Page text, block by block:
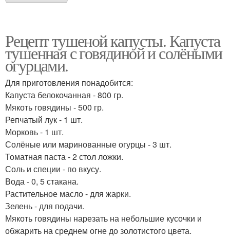
Рецепт тушеной капусты. Капуста
тушенная с говядиной и солёными
огурцами.
Для приготовления понадобится:
Капуста белокочанная - 800 гр.
Мякоть говядины - 500 гр.
Репчатый лук - 1 шт.
Морковь - 1 шт.
Солёные или маринованные огурцы - 3 шт.
Томатная паста - 2 стол ложки.
Соль и специи - по вкусу.
Вода - 0, 5 стакана.
Растительное масло - для жарки.
Зелень - для подачи.
Мякоть говядины нарезать на небольшие кусочки и
обжарить на среднем огне до золотистого цвета.